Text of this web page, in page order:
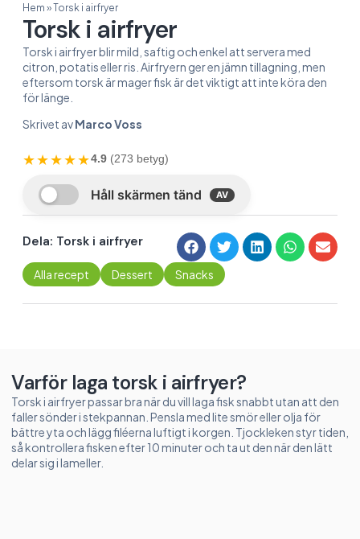
Hem »Torsk i airfryer
Torsk i airfryer
Torsk i airfryer blir mild, saftig och enkel att servera med
citron, potatis eller ris. Airfryern ger en jämn tillagning, men
eftersom torsk är mager fisk är det viktigt att inte köra den
för länge.
Skrivet avMarco Voss
★★★★★4.9 (273 betyg)
Dela: Torsk i airfryer
Alla recept Dessert Snacks
Varför laga torsk i airfryer?
Torsk i airfryer passar bra när du vill laga fisk snabbt utan att den
faller sönder i stekpannan. Pensla med lite smör eller olja för
bättre yta och lägg filéerna luftigt i korgen. Tjockleken styr tiden,
så kontrollera fisken efter 10 minuter och ta ut den när den lätt
delar sig i lameller.